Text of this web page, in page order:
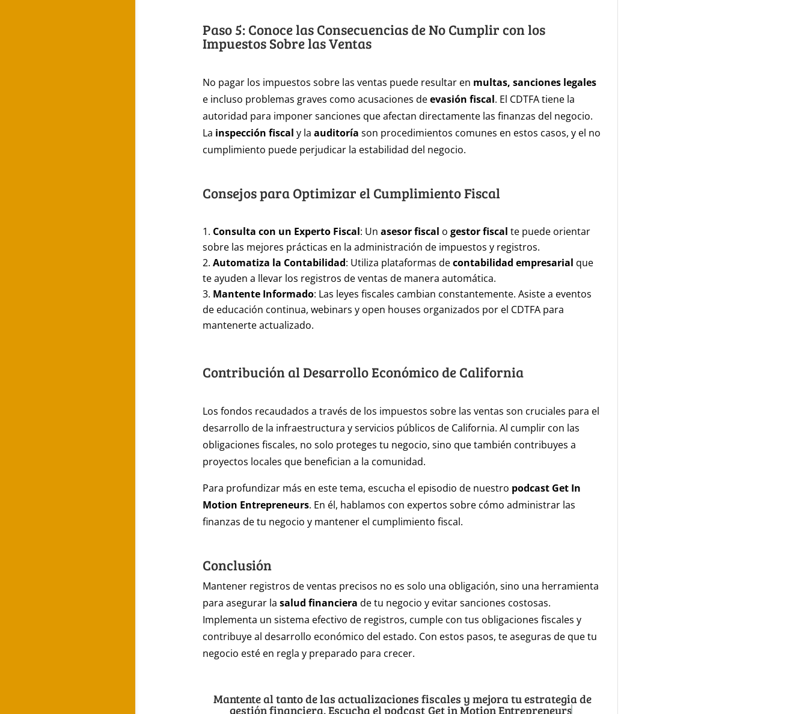
Paso 5: Conoce las Consecuencias de No Cumplir con los
Impuestos Sobre las Ventas
No pagar los impuestos sobre las ventas puede resultar en multas, sanciones legales
e incluso problemas graves como acusaciones deevasión fiscal. El CDTFA tiene la
autoridad para imponer sanciones que afectan directamente las finanzas del negocio.
La inspección fiscal y la auditoría son procedimientos comunes en estos casos, y el no
cumplimiento puede perjudicar la estabilidad del negocio.
Consejos para Optimizar el Cumplimiento Fiscal
Consulta con un Experto Fiscal: Un asesor fiscal o gestor fiscal te puede orientar
sobre las mejores prácticas en la administración de impuestos y registros.
Automatiza la Contabilidad: Utiliza plataformas decontabilidad empresarial que
te ayuden a llevar los registros de ventas de manera automática.
Mantente Informado: Las leyes fiscales cambian constantemente. Asiste a eventos
de educación continua, webinars y open houses organizados por el CDTFA para
mantenerte actualizado.
Contribución al Desarrollo Económico de California
Los fondos recaudados a través de los impuestos sobre las ventas son cruciales para el
desarrollo de la infraestructura y servicios públicos de California. Al cumplir con las
obligaciones fiscales, no solo proteges tu negocio, sino que también contribuyes a
proyectos locales que benefician a la comunidad.
Para profundizar más en este tema, escucha el episodio de nuestro podcast Get In
Motion Entrepreneurs. En él, hablamos con expertos sobre cómo administrar las
finanzas de tu negocio y mantener el cumplimiento fiscal.
Conclusión
Mantener registros de ventas precisos no es solo una obligación, sino una herramienta
para asegurar la salud financiera de tu negocio y evitar sanciones costosas.
Implementa un sistema efectivo de registros, cumple con tus obligaciones fiscales y
contribuye al desarrollo económico del estado. Con estos pasos, te aseguras de que tu
negocio esté en regla y preparado para crecer.
Mantente al tanto de las actualizaciones fiscales y mejora tu estrategia de
gestión financiera. Escucha el podcast Get in Motion Entrepreneurs